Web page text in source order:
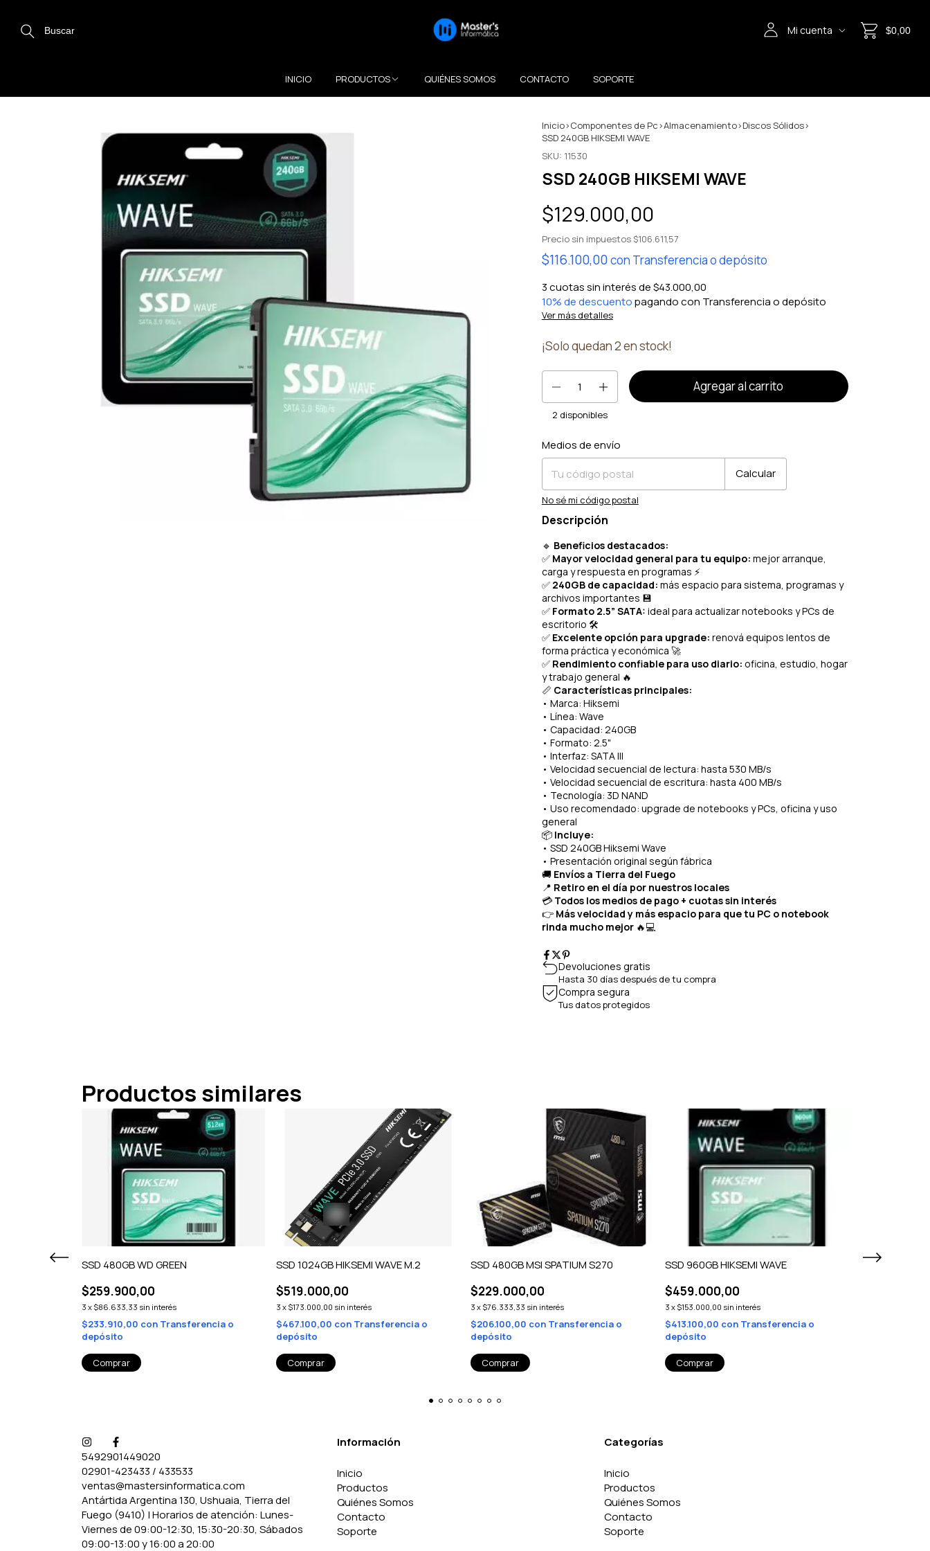
Buscar Mi cuenta $0,00
INICIO PRODUCTOS QUIÉNES SOMOS CONTACTO SOPORTE
Inicio>Componentes de Pc>Almacenamiento>Discos Sólidos>
SSD 240GB HIKSEMI WAVE
SKU: 11530
SSD 240GB HIKSEMI WAVE
$129.000,00
Precio sin impuestos$106.611,57
$116.100,00con Transferencia o depósito
3cuotas sin interés de$43.000,00
10% de descuentopagando con Transferencia o depósito
Ver más detalles
¡Solo quedan2en stock!
2 disponibles
Entregas para el CP:
Medios de envío
Calcular
No sé mi código postal
Descripción
🔹 Beneficios destacados:
✅ Mayor velocidad general para tu equipo: mejor arranque,
carga y respuesta en programas ⚡
✅ 240GB de capacidad: más espacio para sistema, programas y
archivos importantes 💾
✅ Formato 2.5” SATA: ideal para actualizar notebooks y PCs de
escritorio 🛠️
✅ Excelente opción para upgrade: renová equipos lentos de
forma práctica y económica 🚀
✅ Rendimiento confiable para uso diario: oficina, estudio, hogar
y trabajo general 🔥
📏 Características principales:
• Marca: Hiksemi
• Línea: Wave
• Capacidad: 240GB
• Formato: 2.5"
• Interfaz: SATA III
• Velocidad secuencial de lectura: hasta 530 MB/s
• Velocidad secuencial de escritura: hasta 400 MB/s
• Tecnología: 3D NAND
• Uso recomendado: upgrade de notebooks y PCs, oficina y uso
general
📦 Incluye:
• SSD 240GB Hiksemi Wave
• Presentación original según fábrica
🚚 Envíos a Tierra del Fuego
📍 Retiro en el día por nuestros locales
💳 Todos los medios de pago + cuotas sin interés
👉 Más velocidad y más espacio para que tu PC o notebook
rinda mucho mejor🔥💻
Devoluciones gratis
Hasta 30 días después de tu compra
Compra segura
Tus datos protegidos
Productos similares
SSD 480GB WD GREEN
$259.900,00
3 x $86.633,33 sin interés
$233.910,00 con Transferencia o
depósito
SSD 1024GB HIKSEMI WAVE M.2
$519.000,00
3 x $173.000,00 sin interés
$467.100,00 con Transferencia o
depósito
SSD 480GB MSI SPATIUM S270
$229.000,00
3 x $76.333,33 sin interés
$206.100,00 con Transferencia o
depósito
SSD 960GB HIKSEMI WAVE
$459.000,00
3 x $153.000,00 sin interés
$413.100,00 con Transferencia o
depósito
SSD 480GB
5492901449020
02901-423433 / 433533
ventas@mastersinformatica.com
Antártida Argentina 130, Ushuaia, Tierra del
Fuego (9410) | Horarios de atención: Lunes-
Viernes de 09:00-12:30, 15:30-20:30, Sábados
09:00-13:00 y 16:00 a 20:00
Información
Inicio
Productos
Quiénes Somos
Contacto
Soporte
Categorías
Inicio
Productos
Quiénes Somos
Contacto
Soporte